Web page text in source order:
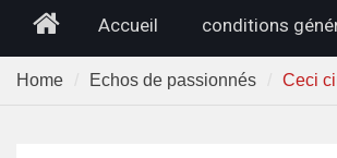
HomeAccueil conditions
Home Echos de passionnés Ceci